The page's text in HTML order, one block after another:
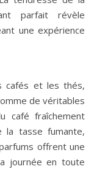
parfait révèle
une expérience
cafés et les thés,
de véritables
café fraîchement
la tasse fumante,
offrent une
journée en toute